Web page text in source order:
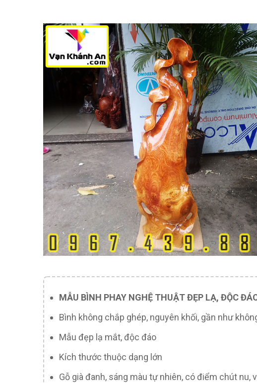
MẪU BÌNH PHAY NGHỆ THUẬT ĐẸP LẠ, ĐỘC
Bình không chắp ghép, nguyên khối, gần như
Mẫu đẹp lạ mắt, độc đáo
Kích thước thuộc dạng lớn
Gỗ già đanh, sáng màu tự nhiên, có điểm chút nu,